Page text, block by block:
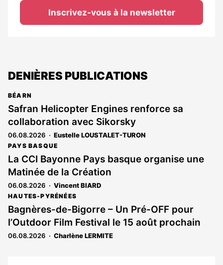
Inscrivez-vous à la newsletter
DENIÈRES PUBLICATIONS
BÉARN
Safran Helicopter Engines renforce sa
collaboration avec Sikorsky
06.08.2026 Eustelle LOUSTALET-TURON
PAYS BASQUE
La CCI Bayonne Pays basque organise une
Matinée de la Création
06.08.2026 Vincent BIARD
HAUTES-PYRÉNÉES
Bagnères-de-Bigorre – Un Pré-OFF pour
l’Outdoor Film Festival le 15 août prochain
06.08.2026 Charlène LERMITE